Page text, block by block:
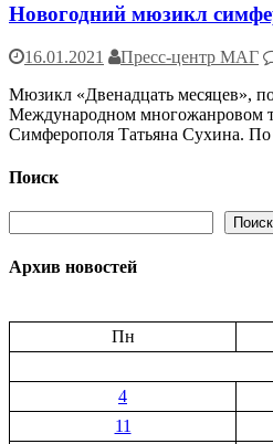
Новогодний мюзикл
16.01.2021 Пресс-центр МАГ
Мюзикл «Двенадцать месяцев»,
Международном многожанровом
Симферополя Татьяна Сухина.
Поиск
Поиск
Архив новостей
Пн
4
11